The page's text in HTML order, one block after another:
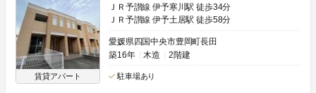
賃貸アパート
ＪＲ予讃線 伊予寒川駅 徒歩34分
ＪＲ予讃線 伊予土居駅 徒歩58分
愛媛県四国中央市豊岡町長田
築16年
木造 2階建
駐車場あり